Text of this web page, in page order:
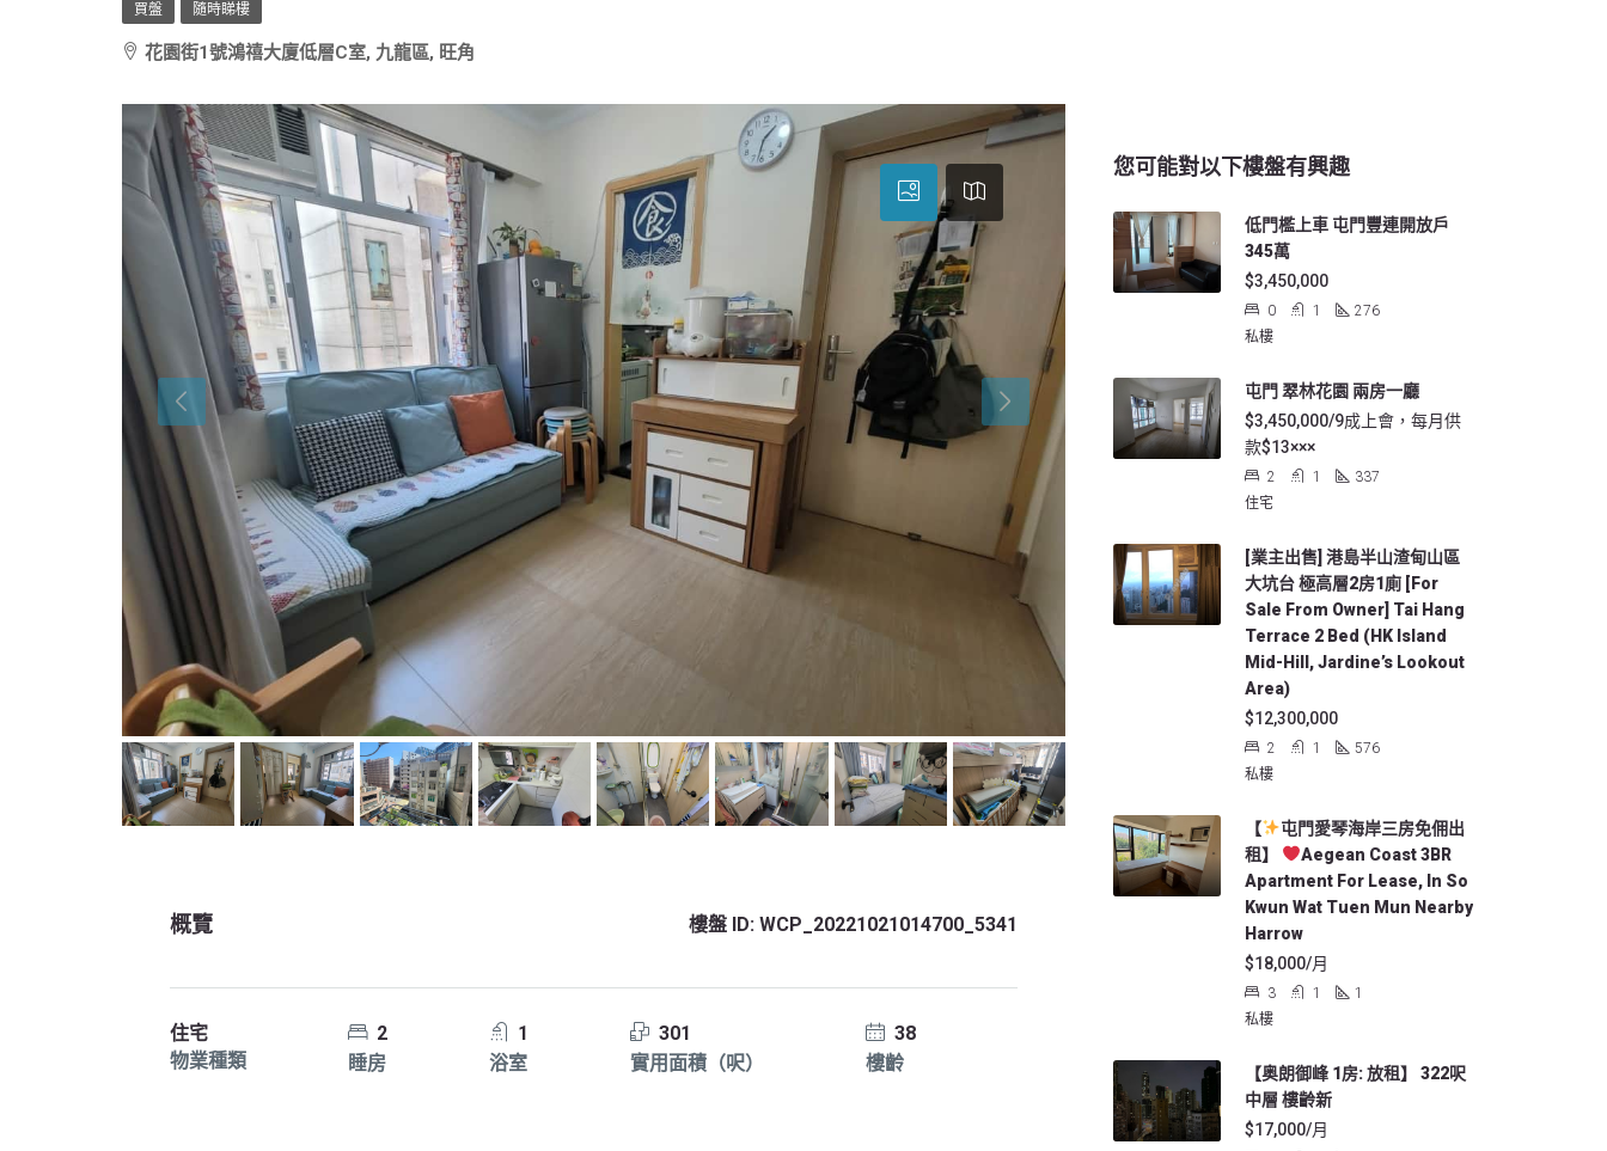
買盤 隨時睇樓
花園街1號鴻禧大廈低層C室, 九龍區, 旺角
概覽 樓盤 ID: WCP_20221021014700_5341
住宅
物業種類
2
睡房
1
浴室
301
實用面積（呎）
38
樓齡
您可能對以下樓盤有興趣
低門檻上車 屯門豐連開放戶
345萬
$3,450,000
0 1
276
私樓
屯門 翠林花園 兩房一廳
$3,450,000/9成上會，每月供
款$13×××
2 1
337
住宅
[業主出售] 港島半山渣甸山區
大坑台 極高層2房1廁 [For
Sale From Owner] Tai Hang
Terrace 2 Bed (HK Island
Mid-Hill, Jardine’s Lookout
Area)
$12,300,000
2 1
576
私樓
【
屯門愛琴海岸三房免佣出
租】
Aegean Coast 3BR
Apartment For Lease, In So
Kwun Wat Tuen Mun Nearby
Harrow
$18,000/月
3 1
1
私樓
【奥朗御峰 1房: 放租】 322呎
中層 樓齡新
$17,000/月